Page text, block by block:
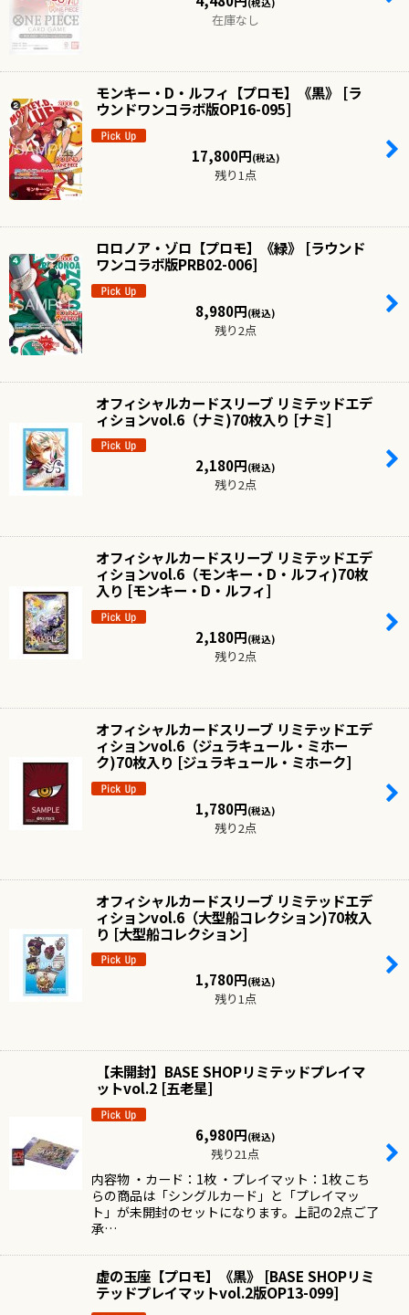
在庫なし
モンキー・D・ルフィ【プロモ】《黒》 [ラ
ウンドワンコラボ版OP16-095]
17,800円(税込)
残り1点
ロロノア・ゾロ【プロモ】《緑》 [ラウンド
ワンコラボ版PRB02-006]
8,980円(税込)
残り2点
オフィシャルカードスリーブ リミテッドエデ
ィションvol.6（ナミ)70枚入り [ナミ]
2,180円(税込)
残り2点
オフィシャルカードスリーブ リミテッドエデ
ィションvol.6（モンキー・D・ルフィ)70枚
入り [モンキー・D・ルフィ]
2,180円(税込)
残り2点
オフィシャルカードスリーブ リミテッドエデ
ィションvol.6（ジュラキュール・ミホー
ク)70枚入り [ジュラキュール・ミホーク]
1,780円(税込)
残り2点
オフィシャルカードスリーブ リミテッドエデ
ィションvol.6（大型船コレクション)70枚入
り [大型船コレクション]
1,780円(税込)
残り1点
【未開封】BASE SHOPリミテッドプレイマ
ットvol.2 [五老星]
6,980円(税込)
残り21点
内容物 ・カード：1枚 ・プレイマット：1枚 こち
らの商品は「シングルカード」と「プレイマッ
ト」が未開封のセットになります。上記の2点ご了
承…
虚の玉座【プロモ】《黒》 [BASE SHOPリミ
テッドプレイマットvol.2版OP13-099]